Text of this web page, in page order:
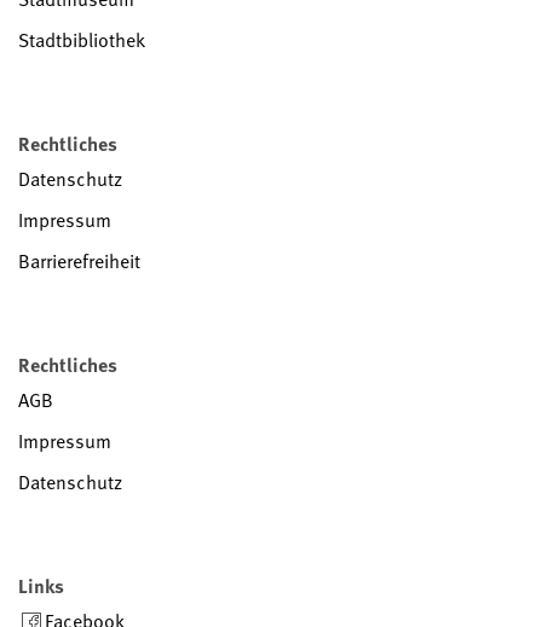
Stadtbibliothek
Rechtliches
Datenschutz
Impressum
Barrierefreiheit
Rechtliches
AGB
Impressum
Datenschutz
Links
Facebook